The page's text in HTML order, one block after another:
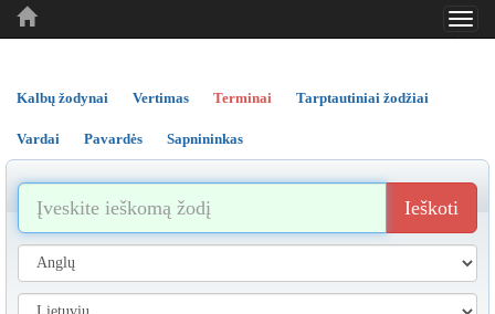
..
..
Kalbų žodynai Vertimas Terminai Tarptautiniai žodžiai
Vardai Pavardės Sapnininkas
Ieškoti